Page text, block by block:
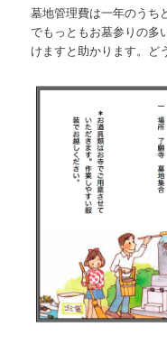
墓地管理費は一年のうち
でもっともお墓参りの多
けますと助かります。ど